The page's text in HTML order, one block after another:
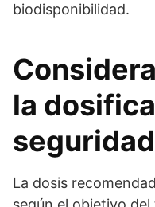
biodisponibilidad.
la
seguridad
La dosis